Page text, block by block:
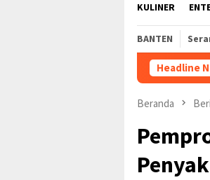
KULINER
BANTEN
Headline
Ratusan Purna Bhakti
Beranda